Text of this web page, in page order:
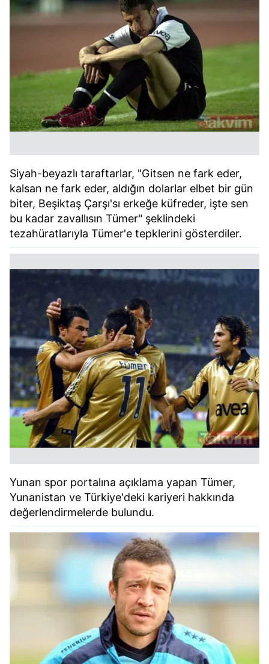
Siyah-beyazlı taraftarlar, "Gitsen ne fark eder,
kalsan ne fark eder, aldığın dolarlar elbet bir gün
biter, Beşiktaş Çarşı'sı erkeğe küfreder, işte sen
bu kadar zavallısın Tümer" şeklindeki
tezahüratlarıyla Tümer'e tepklerini gösterdiler.
Yunan spor portalına açıklama yapan Tümer,
Yunanistan ve Türkiye'deki kariyeri hakkında
değerlendirmelerde bulundu.